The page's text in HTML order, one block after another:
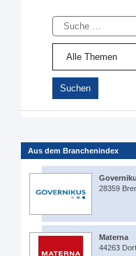
Suche
Aus dem Branchenindex
28359
Materna
44263